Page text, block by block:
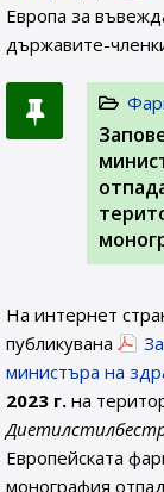
Европа за
държавите-
На интернет
публикувана
министъра на
2023 г. на
Европейската
монография